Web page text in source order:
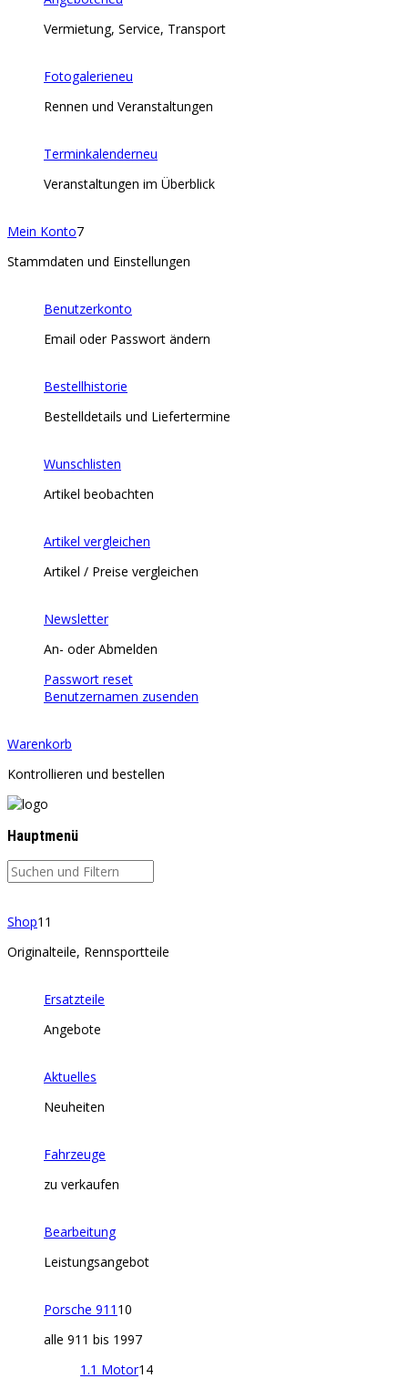
Vermietung, Service, Transport
Fotogalerieneu
Rennen und Veranstaltungen
Terminkalenderneu
Veranstaltungen im Überblick
Mein Konto7
Stammdaten und Einstellungen
Benutzerkonto
Email oder Passwort ändern
Bestellhistorie
Bestelldetails und Liefertermine
Wunschlisten
Artikel beobachten
Artikel vergleichen
Artikel / Preise vergleichen
Newsletter
An- oder Abmelden
Passwort reset
Benutzernamen zusenden
Warenkorb
Kontrollieren und bestellen
Hauptmenü
Shop11
Originalteile, Rennsportteile
Ersatzteile
Angebote
Aktuelles
Neuheiten
Fahrzeuge
zu verkaufen
Bearbeitung
Leistungsangebot
Porsche 911 10
alle 911 bis 1997
1.1 Motor14